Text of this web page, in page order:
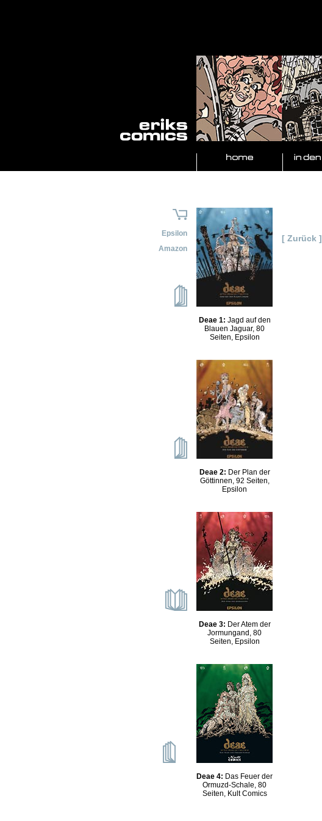
Epsilon
Amazon
Deae 1: Jagd auf den
Blauen Jaguar, 80
Seiten, Epsilon
Deae 2: Der Plan der
Göttinnen, 92 Seiten,
Epsilon
Deae 3: Der Atem der
Jormungand, 80
Seiten, Epsilon
Deae 4: Das Feuer der
Ormuzd-Schale, 80
Seiten, Kult Comics
[ Zurück ]